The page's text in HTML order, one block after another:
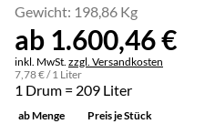
Gewicht: 198,86 Kg
ab:
ab 1.600,46€
Steuerhinweis:
inkl. MwSt. zzgl. Versandkosten
7,78€/ 1 Liter
1 Drum = 209 Liter
ab Menge
Preis je Stück